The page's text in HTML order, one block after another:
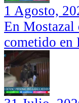
1 Agosto,
En Mostazal
cometido en